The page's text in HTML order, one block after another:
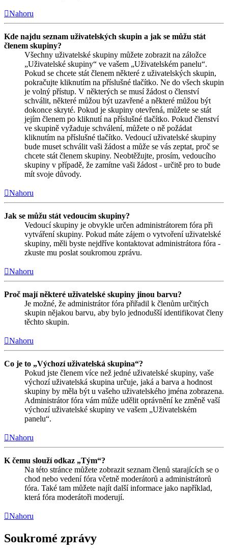
Nahoru
Kde najdu seznam uživatelských skupin a jak se můžu stát
členem skupiny?
Všechny uživatelské skupiny můžete zobrazit na záložce
„Uživatelské skupiny“ ve vašem „Uživatelském panelu“.
Pokud se chcete stát členem některé z uživatelských skupin,
pokračujte kliknutím na příslušné tlačítko. Ne do všech skupin
je volný přístup. V některých se musí žádost o členství
schválit, některé můžou být uzavřené a některé můžou být
dokonce skryté. Pokud je skupiny otevřená, můžete se stát
jejím členem po kliknutí na příslušné tlačítko. Pokud členství
ve skupině vyžaduje schválení, můžete o ně požádat
kliknutím na příslušné tlačítko. Vedoucí uživatelské skupiny
bude muset schválit vaši žádost a může se vás zeptat, proč se
chcete stát členem skupiny. Neobtěžujte, prosím, vedoucího
skupiny v případě, že zamítne vaši žádost - určitě pro to bude
mít svoje důvody.
Nahoru
Jak se můžu stát vedoucím skupiny?
Vedoucí skupiny je obvykle určen administrátorem fóra při
vytváření skupiny. Pokud máte zájem o vytvoření uživatelské
skupiny, měli byste nejdříve kontaktovat administrátora fóra -
zkuste mu poslat soukromou zprávu.
Nahoru
Proč mají některé uživatelské skupiny jinou barvu?
Je možné, že administrátor fóra přiřadil k členům určitých
skupin nějakou barvu, aby bylo jednodušší identifikovat členy
těchto skupin.
Nahoru
Co je to „Výchozí uživatelská skupina“?
Pokud jste členem více než jedné uživatelské skupiny, vaše
výchozí uživatelská skupina určuje, jaká a barva a hodnost
skupiny by měla být u vašeho uživatelského jména zobrazena.
Administrátor fóra vám může udělit oprávnění ke změně vaší
výchozí uživatelské skupiny ve vašem „Uživatelském
panelu“.
Nahoru
K čemu slouží odkaz „Tým“?
Na této stránce můžete zobrazit seznam členů starajících se o
chod nebo vedení fóra včetně moderátorů a administrátorů
fóra. Také tam můžete najít další informace jako například,
která fóra moderátoři moderují.
Nahoru
Soukromé zprávy